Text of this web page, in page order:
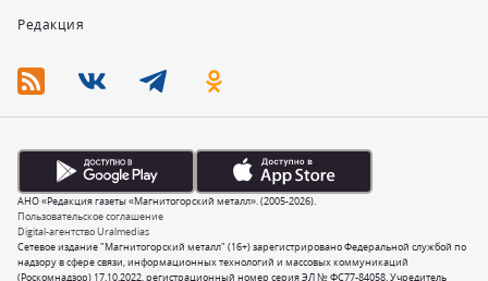
Редакция
Сетевое издание "Магнитогорский металл" (16+) зарегистрировано Федеральной службой по
надзору в сфере связи, информационных технологий и массовых коммуникаций
(Роскомнадзор) 17.10.2022, регистрационный номер серия ЭЛ № ФС77-84058. Учредитель
Пользовательское соглашение
Digital-агентство Uralmedias
АНО «Редакция газеты «Магнитогорский металл». (2005-2026).